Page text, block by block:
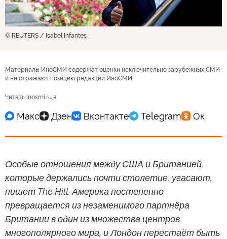
© REUTERS / Isabel Infantes
Материалы ИноСМИ содержат оценки исключительно зарубежных СМИ
и не отражают позицию редакции ИноСМИ
Читать inosmi.ru в
Особые отношения между США и Британией,
которые держались почти столетие, угасают,
пишет The Hill. Америка постепенно
превращается из незаменимого партнёра
Британии в один из множества центров
многополярного мира, и Лондон перестаёт быть